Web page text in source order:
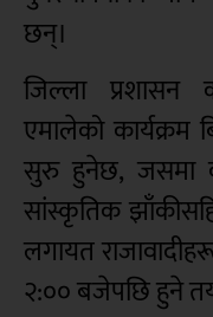
छन्।
जिल्ला प्रशासन
एमालेको कार्यक्रम
सुरु हुनेछ, जसमा
सांस्कृतिक
लगायत
२:०० बजेपछि हुने